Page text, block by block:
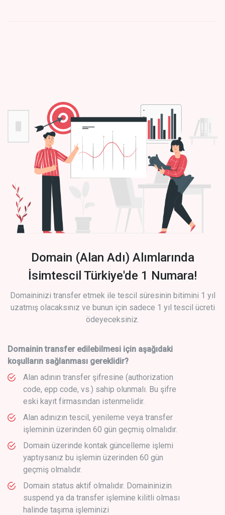
Domain (Alan Adı) Alımlarında
İsimtescil Türkiye'de 1 Numara!
Domaininizi transfer etmek ile tescil süresinin bitimini 1 yıl
uzatmış olacaksınız ve bunun için sadece 1 yıl tescil ücreti
ödeyeceksiniz.
Domainin transfer edilebilmesi için aşağıdaki
koşulların sağlanması gereklidir?
Alan adının transfer şifresine (authorization
code, epp code, vs.) sahip olunmalı. Bu şifre
eski kayıt firmasından istenmelidir.
Alan adınızın tescil, yenileme veya transfer
işleminin üzerinden 60 gün geçmiş olmalıdır.
Domain üzerinde kontak güncelleme işlemi
yaptıysanız bu işlemin üzerinden 60 gün
geçmiş olmalıdır.
Domain status aktif olmalıdır. Domaininizin
suspend ya da transfer işlemine kilitli olması
halinde taşıma işleminizi